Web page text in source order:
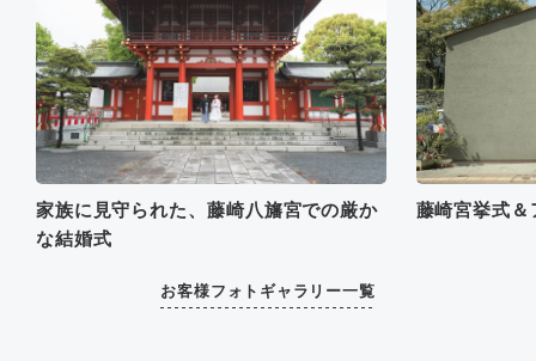
家族に見守られた、藤崎八旛宮での厳か
な結婚式
藤崎宮挙式
お客様フォトギャラリー一覧